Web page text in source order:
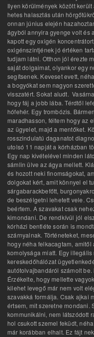
Ilyen körülmények között
hetes halasztás után
onnan június elején
ágyból annyira gyenge volt és
kapott egy oxigén
oxigénszintjének jó értéken
tudjam látni. Otthon jól érezte
saját dolgaimat, olyankor egy
segítsenek. Keveset evett,
a bogyókat sem nagyon
visszatért. Sokat aludt.
hogy fáj a jobb lába. Térdtől
hófehér. Egy trombózis.
maradhasson, féltem hogy az
az ügyelet, majd a mentőket.
rosszindulatú daganatot
utolsó 11 napját a kórházban
Egy nap kivételével minden
sámlin ülve az ágya mellett.
és hozott neki finomságokat,
dolgokat kért, amit könnyel el
sárgabarackbefőtt,
de beszélgetni lehetett vele.
beértem. A szavakat csak
kimondani. De rendkívül jól
kórházi bentléte során is
szárnyalnak. Történeteket,
hogy néha felkacagtam,
komolysága miatt. Egy
kereskedőhálózat
autótolvajbandáról számolt
Érzékelte, hogy mellette
kilehet levegő már nem volt
szavakká formálja. Csak ajkai
értsem, mit szeretne mondani.
kommunikálni, nem látszódott
hol csukott szemel feküdt,
már korábban elhalt. Ez fájt